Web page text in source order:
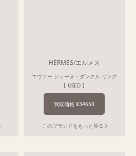
HERMES/エルメス
エヴァー シェーヌ・ダンクル リング
【 USED 】
買取価格 ¥34650
このブランドをもっと見る